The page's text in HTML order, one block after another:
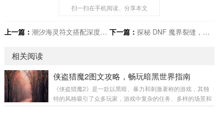
扫一扫在手机阅读、分享本文
上一篇： 潮汐海灵符文搭配深度剖析 下一篇： 探秘 DNF 魔界裂缝，机遇与挑战并存的神秘之境
相关阅读
侠盗猎魔2图文攻略，畅玩暗黑世界指南
《侠盗猎魔2》是一款以黑暗、暴力和刺激著称的游戏，其独
特的风格吸引了众多玩家，游戏中复杂的任务、多样的场景和
富有挑战性的战斗让不少玩家感到困惑，本文将为大家带来一